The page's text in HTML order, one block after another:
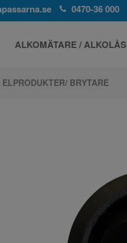
0470-36 000
ALKOMÄTARE / ALKOLÅS
ELPRODUKTER/ BRYTARE